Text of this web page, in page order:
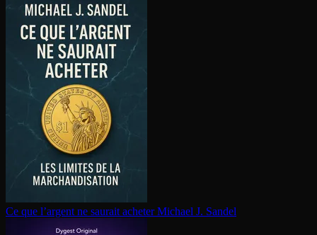
Ce que l’argent ne saurait acheter Michael J. Sandel